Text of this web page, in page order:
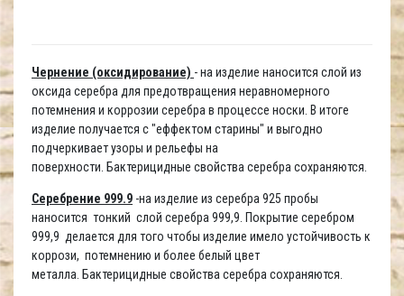
Чернение (оксидирование) - на изделие наносится слой из
оксида серебра для предотвращения неравномерного
потемнения и коррозии серебра в процессе носки. В итоге
изделие получается с "еффектом старины" и выгодно
подчеркивает узоры и рельефы на
поверхности. Бактерицидные свойства серебра сохраняются.
Серебрение 999.9 -на изделие из серебра 925 пробы
наносится тонкий слой серебра 999,9. Покрытие серебром
999,9 делается для того чтобы изделие имело устойчивость к
коррози, потемнению и более белый цвет
металла. Бактерицидные свойства серебра сохраняются.